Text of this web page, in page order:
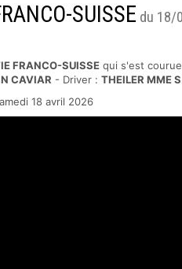
SUISSE du 18/
FRANCO-SUISSE qui s'est
CAVIAR - Driver : THEILER MME
18 avril 2026